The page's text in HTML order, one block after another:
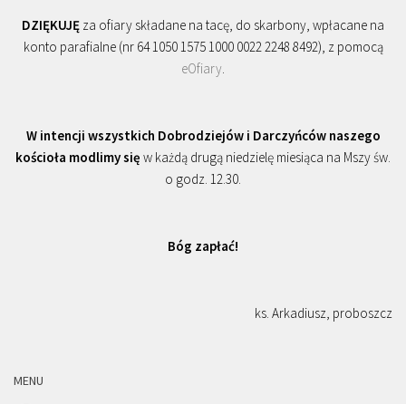
DZIĘKUJĘ za ofiary składane na tacę, do skarbony, wpłacane na
konto parafialne (nr 64 1050 1575 1000 0022 2248 8492), z pomocą
eOfiary.
W intencji wszystkich Dobrodziejów i Darczyńców naszego
kościoła modlimy się w każdą drugą niedzielę miesiąca na Mszy św.
o godz. 12.30.
Bóg zapłać!
ks. Arkadiusz, proboszcz
MENU